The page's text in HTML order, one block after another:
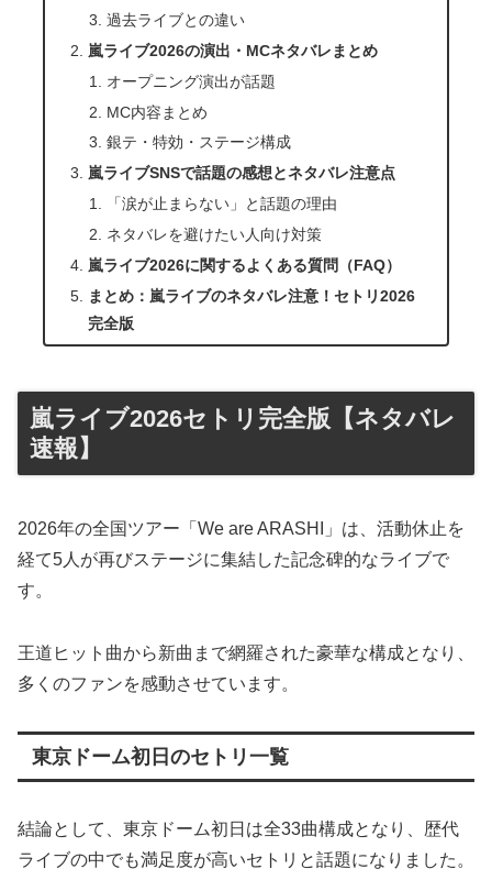
過去ライブとの違い
嵐ライブ2026の演出・MCネタバレまとめ
オープニング演出が話題
MC内容まとめ
銀テ・特効・ステージ構成
嵐ライブSNSで話題の感想とネタバレ注意点
「涙が止まらない」と話題の理由
ネタバレを避けたい人向け対策
嵐ライブ2026に関するよくある質問（FAQ）
まとめ：嵐ライブのネタバレ注意！セトリ2026
完全版
嵐ライブ2026セトリ完全版【ネタバレ
速報】
2026年の全国ツアー「We are ARASHI」は、活動休止を
経て5人が再びステージに集結した記念碑的なライブで
す。
王道ヒット曲から新曲まで網羅された豪華な構成となり、
多くのファンを感動させています。
東京ドーム初日のセトリ一覧
結論として、東京ドーム初日は全33曲構成となり、歴代
ライブの中でも満足度が高いセトリと話題になりました。